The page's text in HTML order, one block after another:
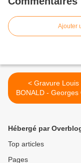
Ajouter
< Gravure Louis de
BONALD - Georges
- Réf 29905
Hébergé par
Top articles
Pages